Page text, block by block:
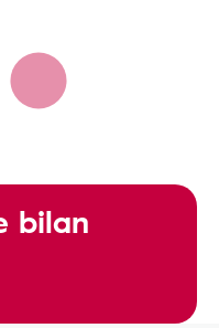
bilan